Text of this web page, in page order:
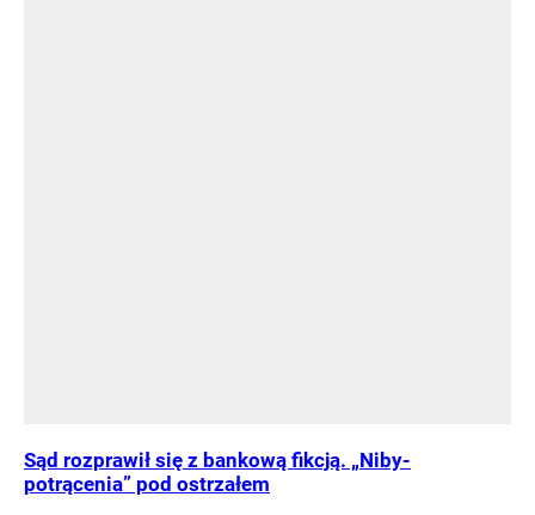
Sąd rozprawił się z bankową fikcją. „Niby-
potrącenia” pod ostrzałem